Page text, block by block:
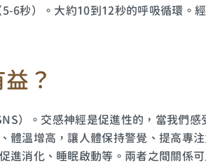
6秒）。大約10到12秒的呼吸循環。
？
）。交感神經是促進性的，當我們感
體溫增高，讓人體保持警覺、提高專
進消化、睡眠啟動等。兩者之間關係